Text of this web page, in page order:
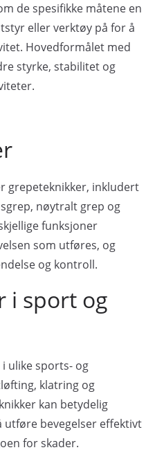
de spesifikke måtene en
eller verktøy på for å
Hovedformålet med
styrke, stabilitet og
grepeteknikker, inkludert
nøytralt grep og
funksjoner
som utføres, og
og kontroll.
i sport og
ulike sports- og
klatring og
kan betydelig
utføre bevegelser effektivt
for skader.